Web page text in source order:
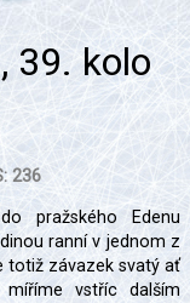
39. kolo
236
pražského Edenu
ranní v jednom z
totiž závazek svatý ať
vstříc dalším